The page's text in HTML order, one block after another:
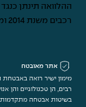
ההלוואה תינתן
רכבים משנת 2014 ומעלה.
אתר מאובטח
מימון ישיר רואה
רבים, הן טכנולוגיים והן
בשיטות אבטחה מתקדמות